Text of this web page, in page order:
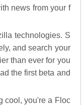
news from your f
technologies. S
and search your
than ever for you
the first beta and
cool, you're a Floc